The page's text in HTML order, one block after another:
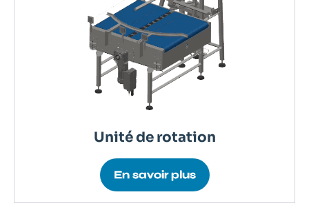
Unité de rotation
En savoir plus